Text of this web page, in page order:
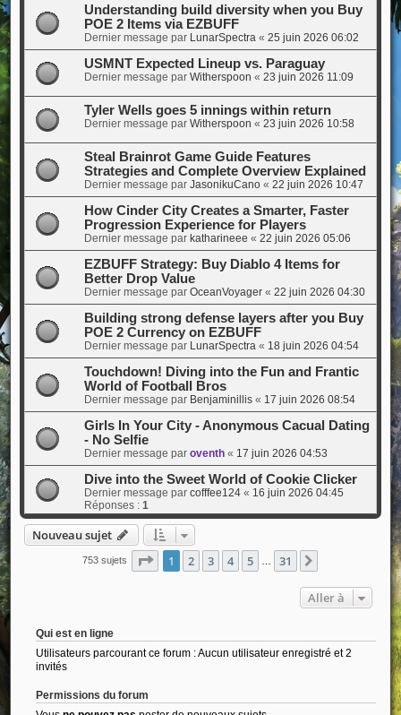
Understanding build diversity when you Buy
POE 2 Items via EZBUFF
Dernier message par LunarSpectra« 25 juin 2026 06:02
USMNT Expected Lineup vs. Paraguay
Dernier message par Witherspoon « 23 juin 2026 11:09
Tyler Wells goes 5 innings within return
Dernier message par Witherspoon « 23 juin 2026 10:58
Steal Brainrot Game Guide Features
Strategies and Complete Overview Explained
Dernier message par JasonikuCano« 22 juin 2026 10:47
How Cinder City Creates a Smarter, Faster
Progression Experience for Players
Dernier message par katharineee « 22 juin 2026 05:06
EZBUFF Strategy: Buy Diablo 4 Items for
Better Drop Value
Dernier message par OceanVoyager« 22 juin 2026 04:30
Building strong defense layers after you Buy
POE 2 Currency on EZBUFF
Dernier message par LunarSpectra« 18 juin 2026 04:54
Touchdown! Diving into the Fun and Frantic
World of Football Bros
Dernier message par Benjaminillis« 17 juin 2026 08:54
Girls In Your City - Anonymous Cacual Dating
- No Selfie
Dernier message par oventh« 17 juin 2026 04:53
Dive into the Sweet World of Cookie Clicker
Dernier message par cofffee124« 16 juin 2026 04:45
Réponses : 1
Nouveau sujet
753 sujets Page 1sur31
1 2 3 4 5 31
Aller à
Qui est en ligne
Utilisateurs parcourant ce forum : Aucun utilisateur enregistré et 2
invités
Permissions du forum